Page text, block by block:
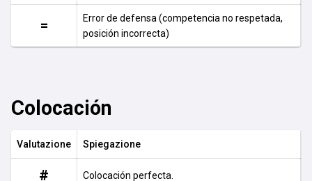
=
Error de defensa (competencia no respetada,
posición incorrecta)
Colocación
Valutazione Spiegazione
# Colocación perfecta.